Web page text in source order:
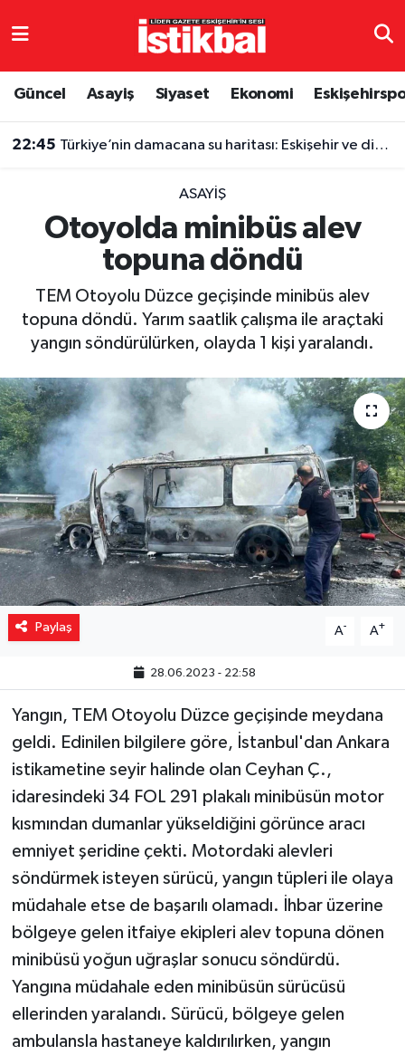
Güncel Asayiş Siyaset Ekonomi
22:45 Türkiye’nin damacana su haritası: Eskişehir ve diğer illerde fiyatlar ne kadar?
ASAYIŞ
Otoyolda minibüs alev
topuna döndü
TEM Otoyolu Düzce geçişinde minibüs alev
topuna döndü. Yarım saatlik çalışma ile araçtaki
yangın söndürülürken, olayda 1 kişi yaralandı.
Paylaş A- A+
28.06.2023 - 22:58
Yangın, TEM Otoyolu Düzce geçişinde meydana
geldi. Edinilen bilgilere göre, İstanbul'dan Ankara
istikametine seyir halinde olan Ceyhan Ç.,
idaresindeki 34 FOL 291 plakalı minibüsün motor
kısmından dumanlar yükseldiğini görünce aracı
emniyet şeridine çekti. Motordaki alevleri
söndürmek isteyen sürücü, yangın tüpleri ile olaya
müdahale etse de başarılı olamadı. İhbar üzerine
bölgeye gelen itfaiye ekipleri alev topuna dönen
minibüsü yoğun uğraşlar sonucu söndürdü.
Yangına müdahale eden minibüsün sürücüsü
ellerinden yaralandı. Sürücü, bölgeye gelen
ambulansla hastaneye kaldırılırken, yangın
Eskişehirspor
Eğitim
Ekonomi
Sağlık
Yaşam
Resmi ilanlar
Eskişehir Nöbetçi Eczaneler
TFF 3.Lig 4.Grup Puan Durumu ve Fikstür
Tüm Manşetler
Son Dakika Haberleri
Haber Arşivi